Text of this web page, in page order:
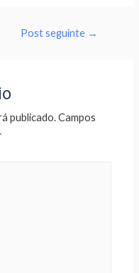
Post seguinte →
publicado.Campos